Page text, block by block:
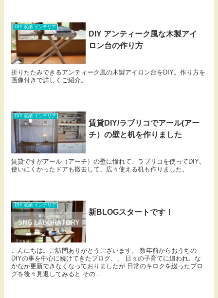
DIY 収納 インテリア
DIY アンティーク風な木製アイ
ロン台の作り方
折りたたみできるアンティーク風の木製アイロン台をDIY。作り方を
画像付きで詳しくご紹介。
DIY 収納 インテリア
賃貸DIY/ラブリコでアール(アー
チ）の壁と机を作りました
賃貸ですがアール（アーチ）の壁に憧れて、ラブリコを使ってDIY。
使いにくかったドアも撤去して、広々使える机も作りました。
DIY 収納 インテリア
新BLOGスタートです！
こんにちは。ご訪問ありがとうございます。 数年前からおうちの
DIYの事を中心に続けてきたブログ、、 日々の子育てに追われ、な
かなか更新できなくなっておりましたが 日常のキロクを綴ったブロ
グを後々見返してみると その...